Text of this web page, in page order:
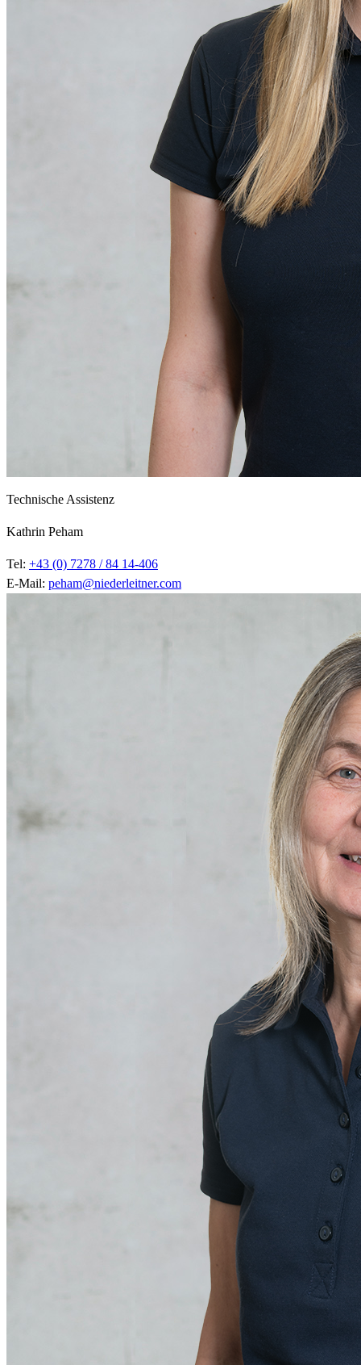
Technische Assistenz
Kathrin Peham
Tel: +43 (0) 7278 / 84 14-406
E-Mail: peham@niederleitner.com